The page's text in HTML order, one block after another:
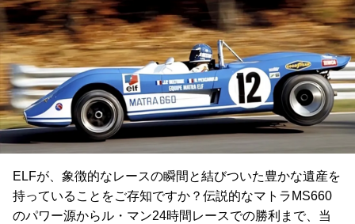
ELFが、象徴的なレースの瞬間と結びついた豊かな遺産を
持っていることをご存知ですか？伝説的なマトラMS660
のパワー源からル・マン24時間レースでの勝利まで、当